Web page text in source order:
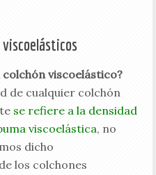
viscoelásticos
colchón viscoelástico?
de cualquier colchón
se refiere a la densidad
viscoelástica, no
dicho
los colchones